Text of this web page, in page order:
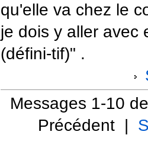
qu'elle va chez le
je dois y aller avec
(défini-tif)" .
Messages 1-10
Précédent |